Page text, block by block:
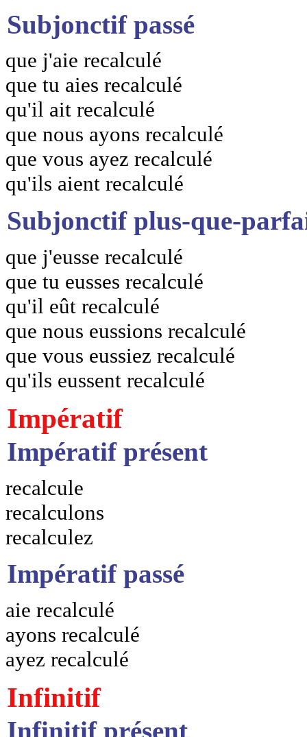
Subjonctif passé
que j'aie recalculé
que tu aies recalculé
qu'il ait recalculé
que nous ayons recalculé
que vous ayez recalculé
qu'ils aient recalculé
Subjonctif plus-que-
que j'eusse recalculé
que tu eusses recalculé
qu'il eût recalculé
que nous eussions recalculé
que vous eussiez recalculé
qu'ils eussent recalculé
Impératif
Impératif présent
recalcule
recalculons
recalculez
Impératif passé
aie recalculé
ayons recalculé
ayez recalculé
Infinitif
Infinitif présent